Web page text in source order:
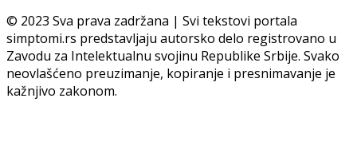
© 2023 Sva prava zadržana | Svi tekstovi portala
simptomi.rs predstavljaju autorsko delo registrovano u
Zavodu za Intelektualnu svojinu Republike Srbije. Svako
neovlašćeno preuzimanje, kopiranje i presnimavanje je
kažnjivo zakonom.